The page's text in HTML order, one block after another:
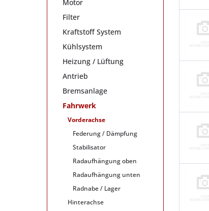
Motor
Filter
Kraftstoff System
Kühlsystem
Heizung / Lüftung
Antrieb
Bremsanlage
Fahrwerk
Vorderachse
Federung / Dämpfung
Stabilisator
Radaufhängung oben
Radaufhängung unten
Radnabe / Lager
Hinterachse